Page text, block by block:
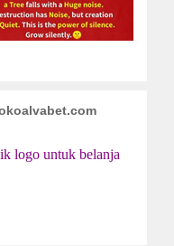
logo untuk belanja